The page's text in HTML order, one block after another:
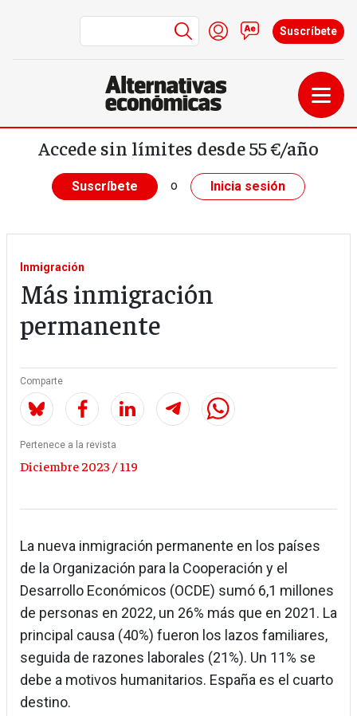
Pasar al contenido principal
Menú de cuenta de
Iniciar sesión
Contacto
Suscríbete
Accede sin límites desde 55 €/año
Suscríbete o Inicia sesión
Inmigración
Más inmigración
permanente
Comparte
Pertenece a la revista
Diciembre 2023 / 119
La nueva inmigración permanente en los países
de la Organización para la Cooperación y el
Desarrollo Económicos (OCDE) sumó 6,1 millones
de personas en 2022, un 26% más que en 2021. La
principal causa (40%) fueron los lazos familiares,
seguida de razones laborales (21%). Un 11% se
debe a motivos humanitarios. España es el cuarto
destino.